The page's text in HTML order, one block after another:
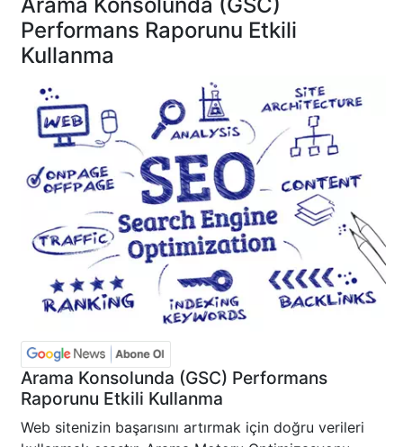
Performans Raporunu Etkili
Kullanma
Arama Konsolunda (GSC) Performans
Raporunu Etkili Kullanma
Web sitenizin başarısını artırmak için doğru verileri